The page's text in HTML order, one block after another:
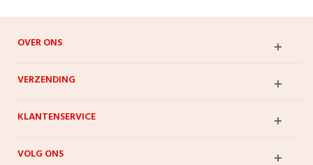
OVER ONS
VERZENDING
KLANTENSERVICE
VOLG ONS